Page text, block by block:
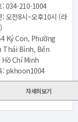
: 034-210-1004
: 오전8시~오후10시 (라
Ký Con, Phường
Thái Bình, Bến
Chí Minh
: pkhoon1004
자세히보기